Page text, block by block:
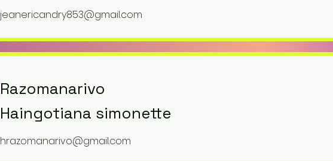
jeanericandry853@gmail.com
Razomanarivo
Haingotiana simonette
hrazomanarivo@gmail.com